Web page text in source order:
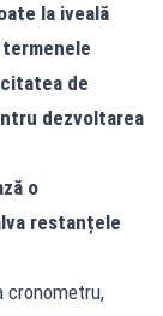
la iveală
de
dezvoltarea
o
restanțele
cronometru,